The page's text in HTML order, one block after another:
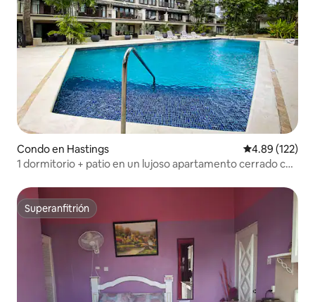
Condo en Hastings Calificación
4.89 (122)
1 dormitorio + patio en un lujoso apartamento cerrado con
Superanfitrión
Superanfitrión